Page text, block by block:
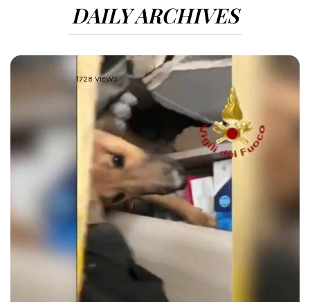
DAILY ARCHIVES
1728 VIEWS